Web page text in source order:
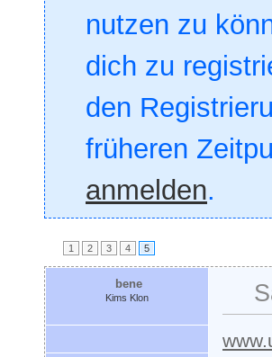
nutzen zu
dich zu
den
früheren
anmelden.
1 2 3 4 5
bene
Kims Klon